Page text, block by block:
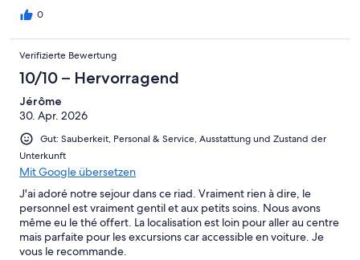
0
Verifizierte Bewertung
10/10 – Hervorragend
Jérôme
30. Apr. 2026
Gut: Sauberkeit, Personal & Service, Ausstattung und Zustand der
Unterkunft
Mit Google übersetzen
J'ai adoré notre sejour dans ce riad. Vraiment rien à dire, le
personnel est vraiment gentil et aux petits soins. Nous avons
même eu le thé offert. La localisation est loin pour aller au centre
mais parfaite pour les excursions car accessible en voiture. Je
vous le recommande.